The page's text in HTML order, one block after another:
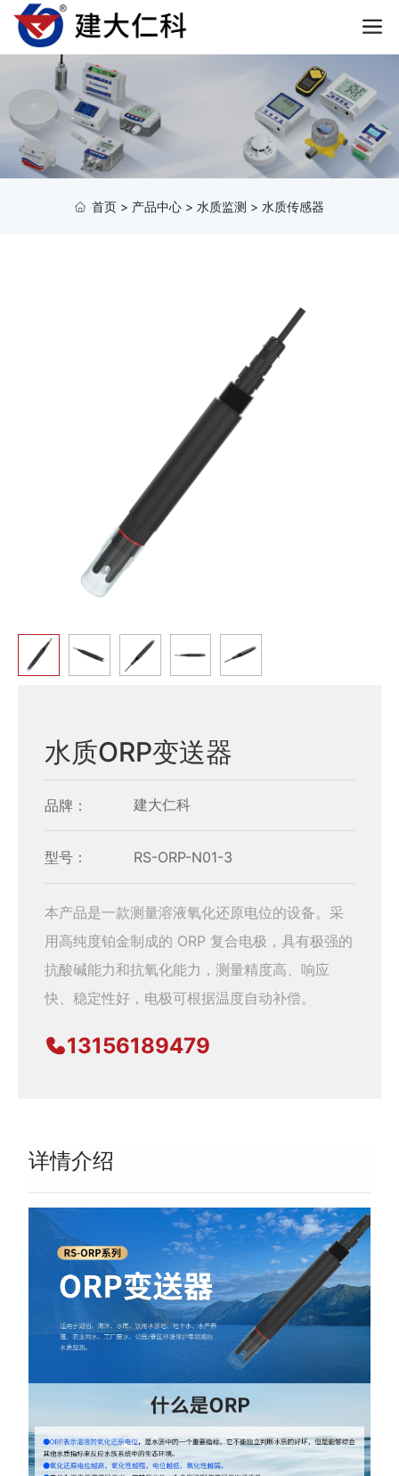
首页 > 产品中心 > 水质监测 > 水质传感器
水质ORP变送器
品牌： 建大仁科
型号： RS-ORP-N01-3
本产品是一款测量溶液氧化还原电位的设备。采
用高纯度铂金制成的 ORP 复合电极，具有极强的
抗酸碱能力和抗氧化能力，测量精度高、响应
快、稳定性好，电极可根据温度自动补偿。
13156189479
详情介绍